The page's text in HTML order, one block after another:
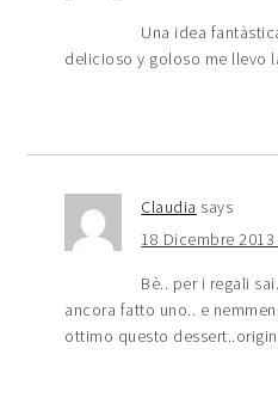
Una idea
delicioso y goloso me llevo
Claudia says
18 Dicembre 2013
Bè.. per i regali
ancora fatto uno.. e
ottimo questo